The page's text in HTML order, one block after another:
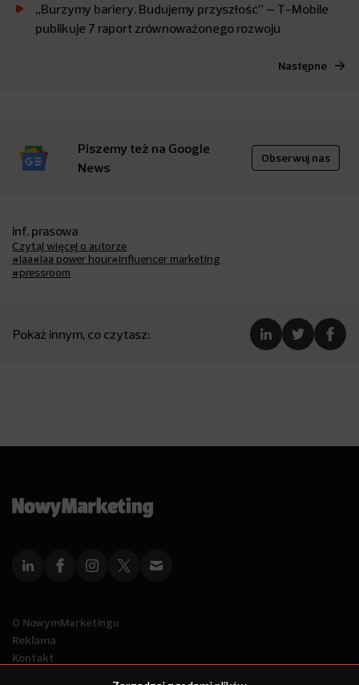
„Burzymy bariery. Budujemy przyszłość” – T-Mobile
publikuje 7 raport zrównoważonego rozwoju
Następne
Piszemy też na Google
News
Obserwuj nas
inf. prasowa
Czytaj więcej o autorze
#iaa#iaa power hour#influencer marketing
#pressroom
Pokaż innym, co czytasz:
O NowymMarketingu
Reklama
Kontakt